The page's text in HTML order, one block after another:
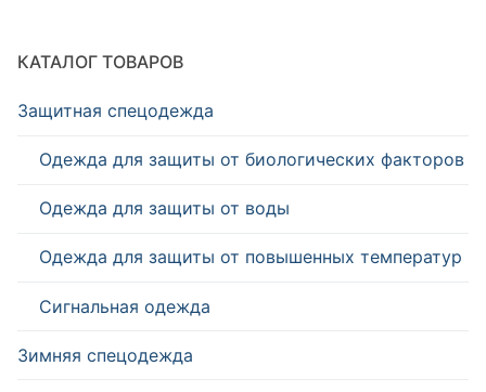
КАТАЛОГ ТОВАРОВ
Защитная спецодежда
Одежда для защиты от биологических факторов
Одежда для защиты от воды
Одежда для защиты от повышенных температур
Сигнальная одежда
Зимняя спецодежда